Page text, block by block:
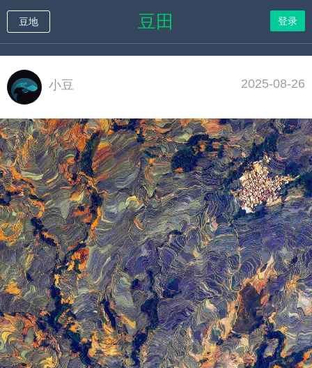
豆田
豆地 登录
2025-08-26
小豆